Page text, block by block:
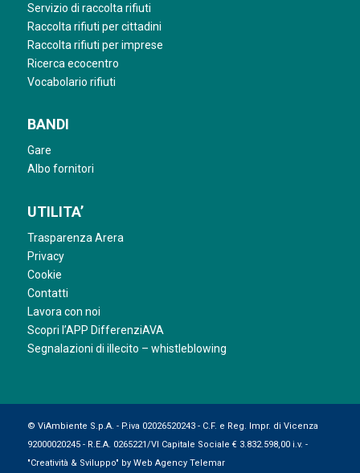
Servizio di raccolta rifiuti
Raccolta rifiuti per cittadini
Raccolta rifiuti per imprese
Ricerca ecocentro
Vocabolario rifiuti
BANDI
Gare
Albo fornitori
UTILITA’
Trasparenza Arera
Privacy
Cookie
Contatti
Lavora con noi
Scopri l’APP DifferenziAVA
Segnalazioni di illecito – whistleblowing
© ViAmbiente S.p.A. - P.iva 02026520243 - C.F. e Reg. Impr. di Vicenza
92000020245 - R.E.A. 0265221/VI Capitale Sociale € 3.832.598,00 i.v. -
"Creatività & Sviluppo" by Web Agency Telemar